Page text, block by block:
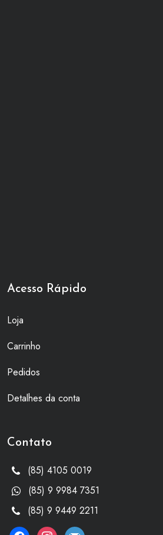
Acesso Rápido
Loja
Carrinho
Pedidos
Detalhes da conta
Contato
(85) 4105 0019
(85) 9 9984 7351
(85) 9 9449 2211